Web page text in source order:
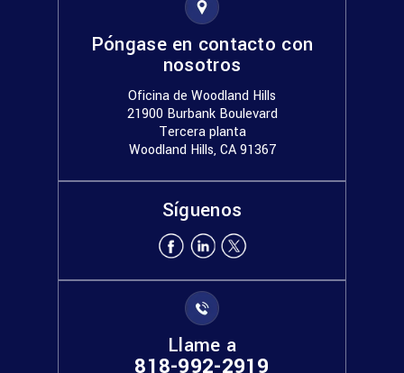
Póngase en contacto con
nosotros
Oficina de Woodland Hills
21900 Burbank Boulevard
Tercera planta
Woodland Hills, CA 91367
Síguenos
Llame a
818-992-2919